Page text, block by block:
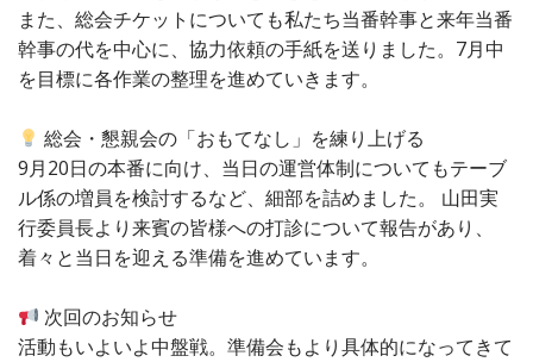
また、総会チケットについても私たち当番幹事と来年当番
幹事の代を中心に、協力依頼の手紙を送りました。7月中
を目標に各作業の整理を進めていきます。
総会・懇親会の「おもてなし」を練り上げる
9月20日の本番に向け、当日の運営体制についてもテーブ
ル係の増員を検討するなど、細部を詰めました。 山田実
行委員長より来賓の皆様への打診について報告があり、
着々と当日を迎える準備を進めています。
次回のお知らせ
活動もいよいよ中盤戦。準備会もより具体的になってきて